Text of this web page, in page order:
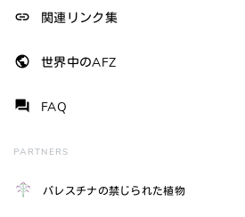
link 関連リンク集
public 世界中のAFZ
question_answer FAQ
PARTNERS
パレスチナの禁じられた植物